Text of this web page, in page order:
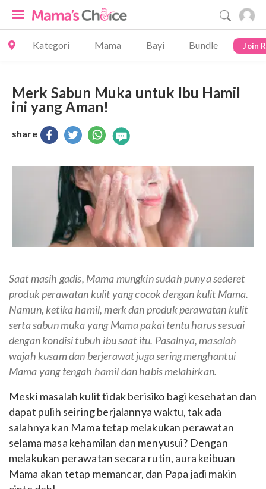
Kategori Mama Bayi Bundle Join
Merk Sabun Muka untuk Ibu Hamil
ini yang Aman!
share
Saat masih gadis, Mama mungkin sudah punya sederet
produk perawatan kulit yang cocok dengan kulit Mama.
Namun, ketika hamil, merk dan produk perawatan kulit
serta sabun muka yang Mama pakai tentu harus sesuai
dengan kondisi tubuh ibu saat itu. Pasalnya, masalah
wajah kusam dan berjerawat juga sering menghantui
Mama yang tengah hamil dan habis melahirkan.
Meski masalah kulit tidak berisiko bagi kesehatan dan
dapat pulih seiring berjalannya waktu, tak ada
salahnya kan Mama tetap melakukan perawatan
selama masa kehamilan dan menyusui? Dengan
melakukan perawatan secara rutin, aura keibuan
Mama akan tetap memancar, dan Papa jadi makin